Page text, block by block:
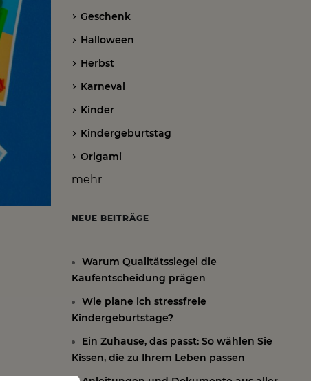
Geschenk
Halloween
Herbst
Karneval
Kinder
Kindergeburtstag
Origami
mehr
NEUE BEITRÄGE
Warum Qualitätssiegel die
Kaufentscheidung prägen
Wie plane ich stressfreie
Kindergeburtstage?
Ein Zuhause, das passt: So wählen Sie
Kissen, die zu Ihrem Leben passen